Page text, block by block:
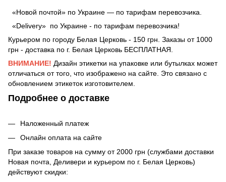
«Новой почтой» по Украине — по тарифам перевозчика.
«Delivery» по Украине - по тарифам перевозчика!
Курьером по городу Белая Церковь - 150 грн. Заказы от 1000
грн - доставка по г. Белая Церковь БЕСПЛАТНАЯ.
ВНИМАНИЕ! Дизайн этикетки на упаковке или бутылках может
отличаться от того, что изображено на сайте. Это связано с
обновлением этикеток изготовителем.
Подробнее о доставке
Наложенный платеж
Онлайн оплата на сайте
При заказе товаров на сумму от 2000 грн (службами доставки
Новая почта, Деливери и курьером по г. Белая Церковь)
действуют скидки: